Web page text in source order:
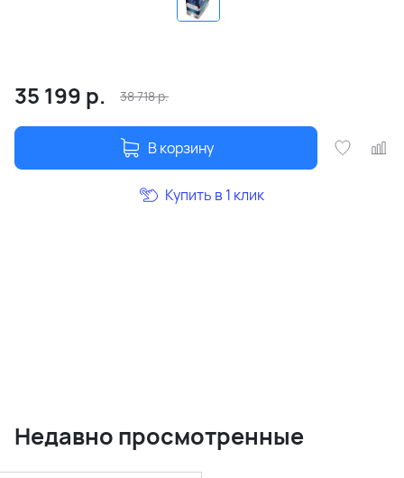
35 199 р. 38 718р.
В корзину
Купить в 1 клик
Недавно просмотренные